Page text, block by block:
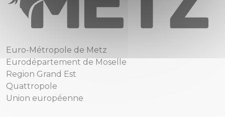
Euro-Métropole de Metz
Eurodépartement de Moselle
Region Grand Est
Quattropole
Union européenne